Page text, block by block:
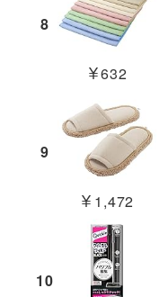
8
￥632
9
￥1,472
10